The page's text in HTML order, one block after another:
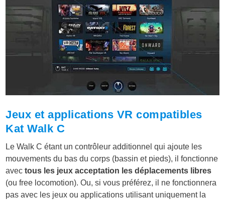
Jeux et applications VR compatibles
Kat Walk C
Le Walk C étant un contrôleur additionnel qui ajoute les
mouvements du bas du corps (bassin et pieds), il fonctionne
avectous les jeux acceptation les déplacements libres
(ou free locomotion). Ou, si vous préférez, il ne fonctionnera
pas avec les jeux ou applications utilisant uniquement la